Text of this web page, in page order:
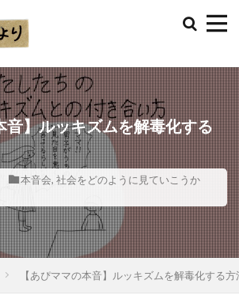
音】ルッキズムを解毒化する
本音会, 社会をどのように見ていこうか
【あぴママの本音】ルッキズムを解毒化する方